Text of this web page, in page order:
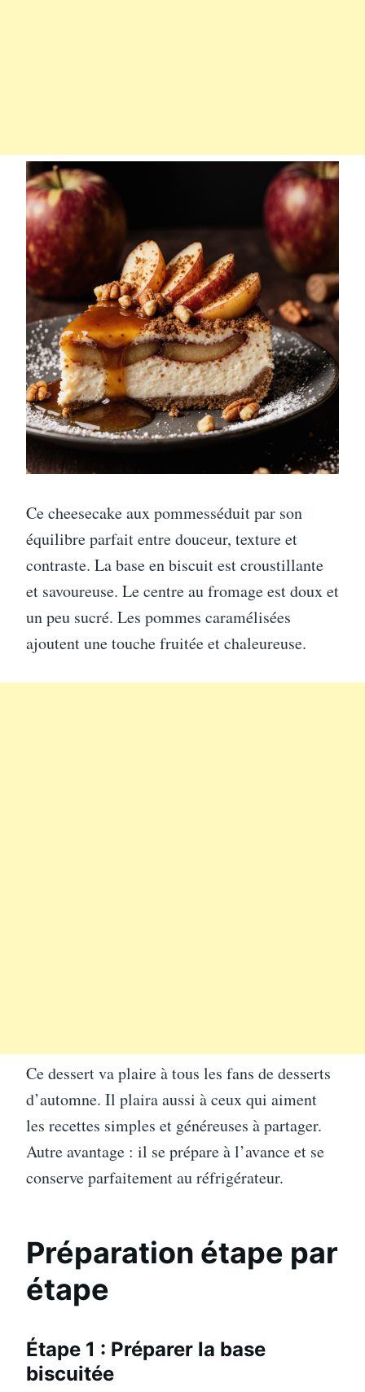
Ce cheesecake aux pommesséduit par son
équilibre parfait entre douceur, texture et
contraste. La base en biscuit est croustillante
et savoureuse. Le centre au fromage est doux et
un peu sucré. Les pommes caramélisées
ajoutent une touche fruitée et chaleureuse.
Ce dessert va plaire à tous les fans de desserts
d’automne. Il plaira aussi à ceux qui aiment
les recettes simples et généreuses à partager.
Autre avantage : il se prépare à l’avance et se
conserve parfaitement au réfrigérateur.
Préparation étape par
étape
Étape 1 : Préparer la base
biscuitée